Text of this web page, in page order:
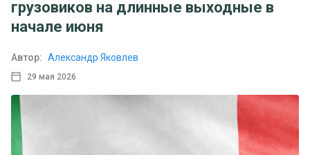
грузовиков на длинные выходные в
начале июня
29 мая 2026
Автор: Александр Яковлев